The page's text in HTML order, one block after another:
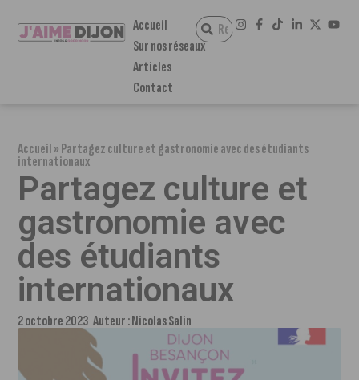
Accueil
Sur nos réseaux
Articles
Contact
Accueil»Partagez culture et gastronomie avec des étudiants
internationaux
Partagez culture et
gastronomie avec
des étudiants
internationaux
2 octobre 2023 Auteur :Nicolas Salin